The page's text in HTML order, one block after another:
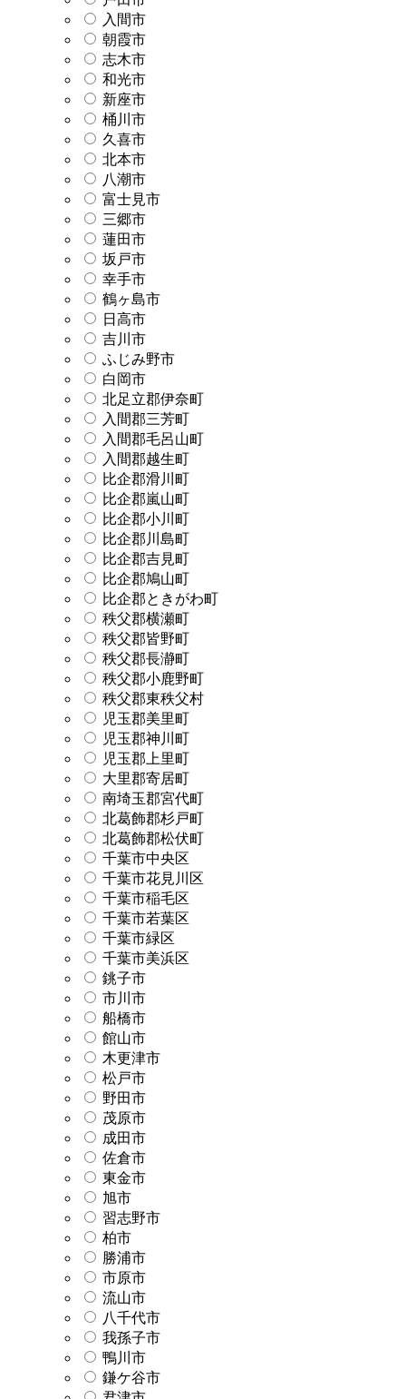
入間市
朝霞市
志木市
和光市
新座市
桶川市
久喜市
北本市
八潮市
富士見市
三郷市
蓮田市
坂戸市
幸手市
鶴ヶ島市
日高市
吉川市
ふじみ野市
白岡市
北足立郡伊奈町
入間郡三芳町
入間郡毛呂山町
入間郡越生町
比企郡滑川町
比企郡嵐山町
比企郡小川町
比企郡川島町
比企郡吉見町
比企郡鳩山町
比企郡ときがわ町
秩父郡横瀬町
秩父郡皆野町
秩父郡長瀞町
秩父郡小鹿野町
秩父郡東秩父村
児玉郡美里町
児玉郡神川町
児玉郡上里町
大里郡寄居町
南埼玉郡宮代町
北葛飾郡杉戸町
北葛飾郡松伏町
千葉市中央区
千葉市花見川区
千葉市稲毛区
千葉市若葉区
千葉市緑区
千葉市美浜区
銚子市
市川市
船橋市
館山市
木更津市
松戸市
野田市
茂原市
成田市
佐倉市
東金市
旭市
習志野市
柏市
勝浦市
市原市
流山市
八千代市
我孫子市
鴨川市
鎌ケ谷市